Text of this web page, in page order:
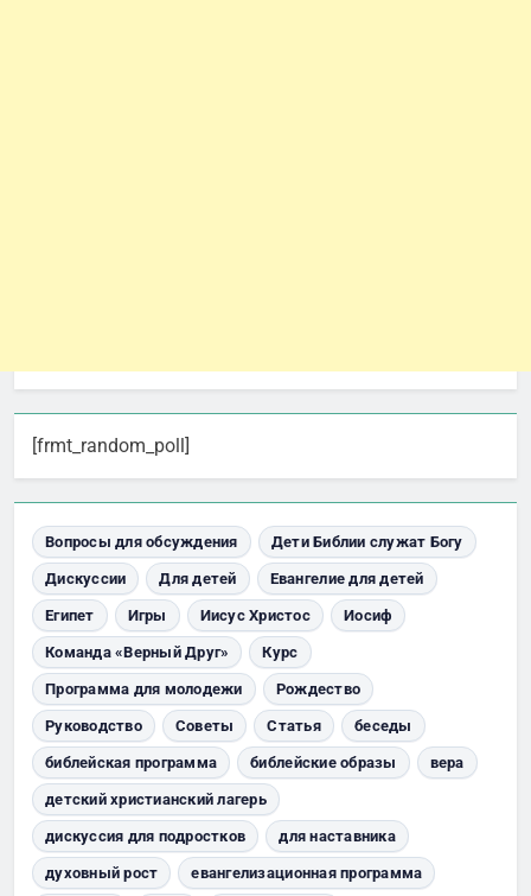
[frmt_random_poll]
Вопросы для обсуждения Дети Библии служат Богу
Дискуссии Для детей Евангелие для детей
Египет Игры Иисус Христос Иосиф
Команда «Верный Друг» Курс
Программа для молодежи Рождество
Руководство Советы Статья беседы
библейская программа библейские образы вера
детский христианский лагерь
дискуссия для подростков для наставника
духовный рост евангелизационная программа